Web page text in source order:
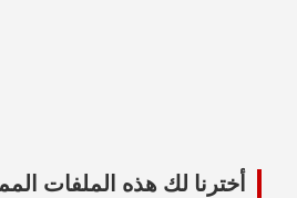
أخترنا لك هذه الملفات